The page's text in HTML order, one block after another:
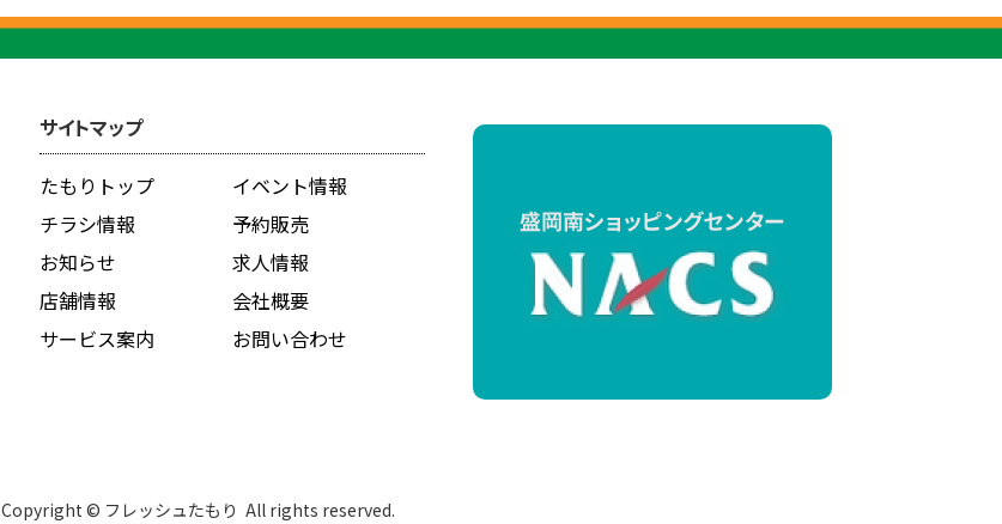
サイトマップ
たもりトップ
チラシ情報
お知らせ
店舗情報
サービス案内
イベント情報
予約販売
求人情報
会社概要
お問い合わせ
Copyright © フレッシュたもり All rights reserved.